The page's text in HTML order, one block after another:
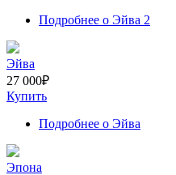
Подробнее о Эйва 2
Эйва
27 000₽
Купить
Подробнее о Эйва
Эпона